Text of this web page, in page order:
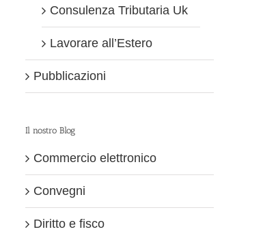
Consulenza Tributaria Uk
Lavorare all’Estero
Pubblicazioni
Il nostro Blog
Commercio elettronico
Convegni
Diritto e fisco